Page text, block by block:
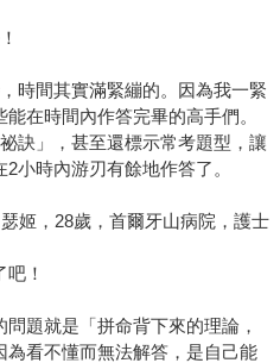
時間其實滿緊繃的。因為我一緊
在時間內作答完畢的高手們。
訣」，甚至還標示常考題型，讓
小時內游刃有餘地作答了。
姬，28歲，首爾牙山病院，護士
！
題就是「拼命背下來的理論，
看不懂而無法解答，是自己能